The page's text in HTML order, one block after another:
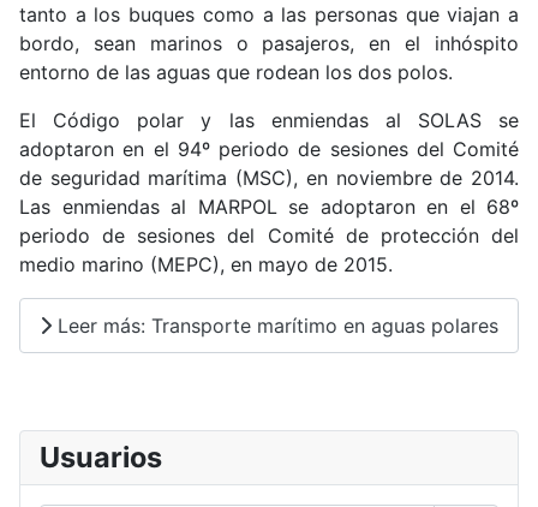
tanto a los buques como a las personas que viajan a
bordo, sean marinos o pasajeros, en el inhóspito
entorno de las aguas que rodean los dos polos.​
El Código polar y las enmiendas al SOLAS se
adoptaron en el 94º periodo de sesiones del Comité
de seguridad marítima (MSC), en noviembre de 2014.
Las enmiendas al MARPOL se adoptaron en el 68º
periodo de sesiones del Comité de protección del
medio marino (MEPC), en mayo de 2015.
Leer más: Transporte marítimo en aguas polares
Usuarios